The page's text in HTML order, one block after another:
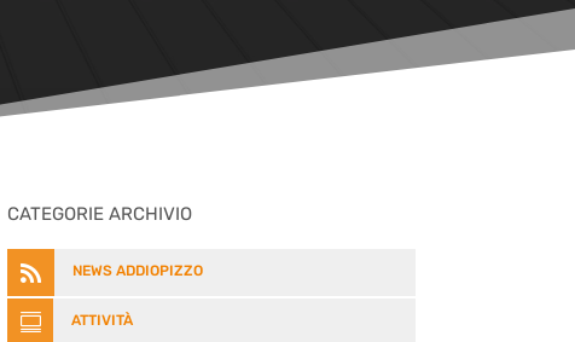
CATEGORIE ARCHIVIO
 NEWS ADDIOPIZZO
 ATTIVITÀ